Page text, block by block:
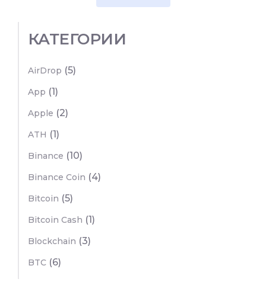
КАТЕГОРИИ
AirDrop (5)
App (1)
Apple (2)
ATH (1)
Binance (10)
Binance Coin (4)
Bitcoin (5)
Bitcoin Cash (1)
Blockchain (3)
BTC (6)